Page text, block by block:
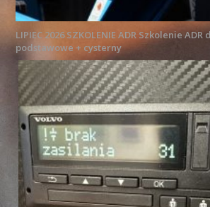
LIPIEC 2026 SZKOLENIE ADR Szkolenie
podstawowe + cysterny